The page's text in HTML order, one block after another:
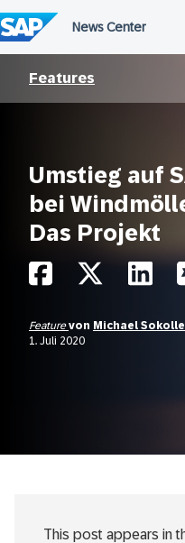
Features
Umstieg auf
bei
Das Projekt
Featurevon Michael
1. Juli 2020
This post appears in